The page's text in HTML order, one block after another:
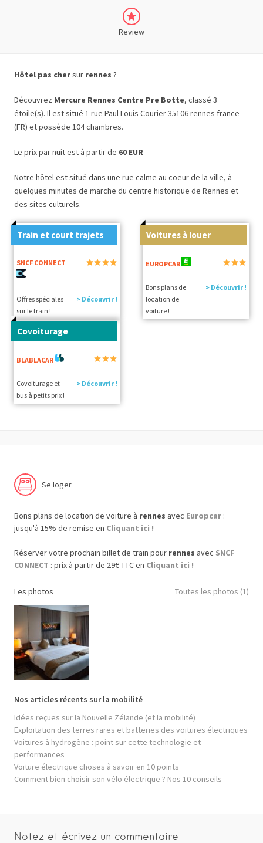
Review
Hôtel pas chersur rennes ?
Découvrez Mercure Rennes Centre Pre Botte, classé 3
étoile(s). Il est situé 1 rue Paul Louis Courier 35106 rennes france
(FR) et possède 104 chambres.
Le prix par nuit est à partir de 60 EUR
Notre hôtel est situé dans une rue calme au coeur de la ville, à
quelques minutes de marche du centre historique de Rennes et
des sites culturels.
Train et court trajets
SNCF CONNECT
Offres spéciales
sur le train !
> Découvrir !
Voitures à louer
EUROPCAR
Bons plans de
location de
voiture !
> Découvrir !
Covoiturage
BLABLACAR
Covoiturage et
bus à petits prix !
> Découvrir !
Se loger
Bons plans de location de voiture à rennes avec Europcar :
jusqu'à 15% de remise en Cliquant ici !
Réserver votre prochain billet de train pour rennes avec SNCF
CONNECT : prix à partir de 29€ TTC en Cliquant ici !
Les photos Toutes les photos (1)
Nos articles récents sur la mobilité
Idées reçues sur la Nouvelle Zélande (et la mobilité)
Exploitation des terres rares et batteries des voitures électriques
Voitures à hydrogène : point sur cette technologie et
performances
Voiture électrique choses à savoir en 10 points
Comment bien choisir son vélo électrique ? Nos 10 conseils
Notez et écrivez un commentaire